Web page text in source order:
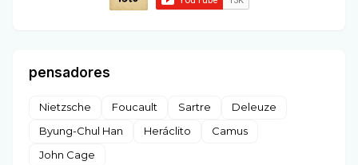
pensadores
Nietzsche Foucault Sartre
Deleuze
Byung-Chul Han
Heráclito
Camus
John Cage